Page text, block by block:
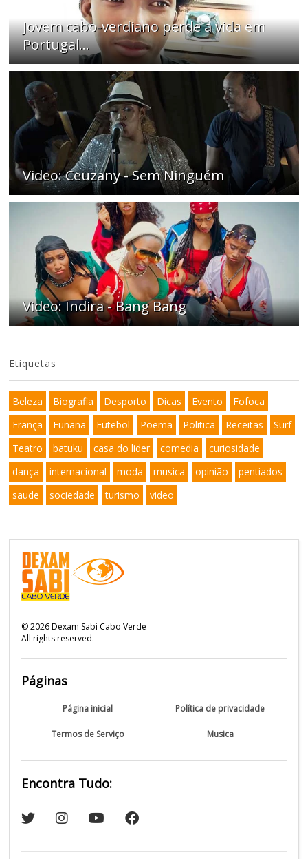
Jovem cabo-verdiano perde a vida em
Portugal...
Video: Ceuzany - Sem Ninguém
Video: Indira - Bang Bang
Etiquetas
Beleza Biografia Desporto Dicas Evento
Fofoca
França
Funana Futebol Poema Politica Receitas
Surf
Teatro
batuku casa do lider comedia
curiosidade
dança
internacional moda musica opinião
pentiados
saude
sociedade turismo video
©2026Dexam Sabi Cabo Verde
All rights reserved.
Páginas
Página inicial Política de privacidade
Termos de Serviço Musica
Encontra Tudo: